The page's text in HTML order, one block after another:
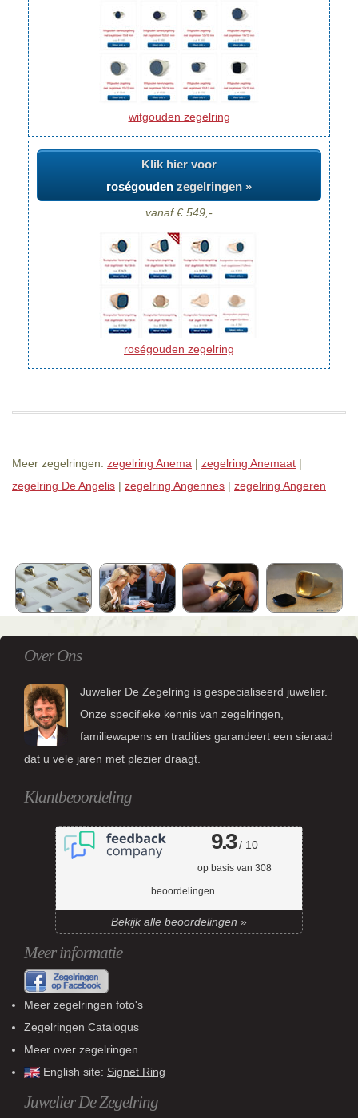
witgouden zegelring
Klik hier voor
roségouden zegelringen »
vanaf € 549,-
roségouden zegelring
Meer zegelringen: zegelring Anema | zegelring Anemaat |
zegelring De Angelis | zegelring Angennes | zegelring Angeren
Over Ons
Juwelier De Zegelring is gespecialiseerd juwelier.
Onze specifieke kennis van zegelringen,
familiewapens en tradities garandeert een sieraad
dat u vele jaren met plezier draagt.
Klantbeoordeling
9.3/ 10
op basis van 308
beoordelingen
Bekijk alle beoordelingen »
Meer informatie
Meer zegelringen foto's
Zegelringen Catalogus
Meer over zegelringen
English site: Signet Ring
Juwelier De Zegelring